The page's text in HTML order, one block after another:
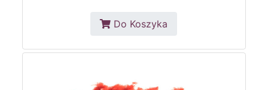
Do Koszyka